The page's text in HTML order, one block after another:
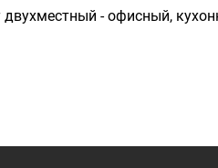
- офисный,